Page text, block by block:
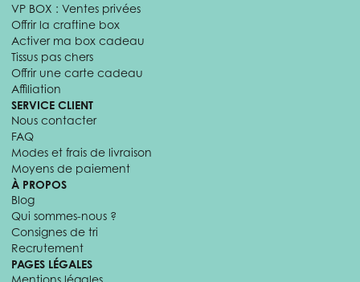
VP BOX : Ventes privées
Offrir la craftine box
Activer ma box cadeau
Tissus pas chers
Offrir une carte cadeau
Affiliation
SERVICE CLIENT
Nous contacter
FAQ
Modes et frais de livraison
Moyens de paiement
À PROPOS
Blog
Qui sommes-nous ?
Consignes de tri
Recrutement
PAGES LÉGALES
Mentions légales